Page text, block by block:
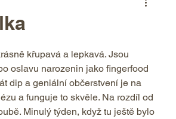
křupavá a lepkavá. Jsou
oslavu narozenin jako fingerfood
dip a geniální občerstvení je na
a funguje to skvěle. Na rozdíl od
Minulý týden, když tu ještě bylo